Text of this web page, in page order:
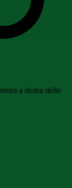
a destra dello